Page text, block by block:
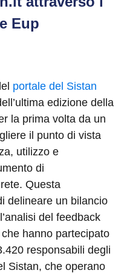
Eup
portale del Sistan
edizione della
la prima volta da un
il punto di vista
utilizzo e
di
Questa
delineare un bilancio
del feedback
hanno partecipato
responsabili degli
Sistan, che operano